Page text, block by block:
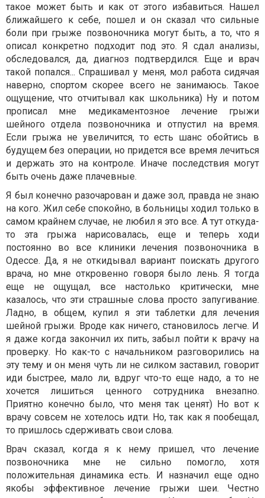
такое может быть и как от этого избавиться. Нашел
ближайшего к себе, пошел и он сказал что сильные
боли при грыже позвоночника могут быть, а то, что я
описал конкретно подходит под это. Я сдал анализы,
обследовался, да, диагноз подтвердился. Еще и врач
такой попался... Спрашивал у меня, мол работа сидячая
наверно, спортом скорее всего не занимаюсь. Такое
ощущение, что отчитывал как школьника) Ну и потом
прописал мне медикаментозное лечение грыжи
шейного отдела позвоночника и отпустил на время.
Если грыжа не увеличится, то есть шанс обойтись в
будущем без операции, но придется все время лечиться
и держать это на контроле. Иначе последствия могут
быть очень даже плачевные.
Я был конечно разочарован и даже зол, правда не знаю
на кого. Жил себе спокойно, в больницы ходил только в
самом крайнем случае, не любил я это все. А тут откуда-
то эта грыжа нарисовалась, еще и теперь ходи
постоянно во все клиники лечения позвоночника в
Одессе. Да, я не откидывал вариант поискать другого
врача, но мне откровенно говоря было лень. Я тогда
еще не ощущал, все настолько критически, мне
казалось, что эти страшные слова просто запугивание.
Ладно, в общем, купил я эти таблетки для лечения
шейной грыжи. Вроде как ничего, становилось легче. И
я даже когда закончил их пить, забыл пойти к врачу на
проверку. Но как-то с начальником разговорились на
эту тему и он меня чуть ли не силком заставил, говорит
иди быстрее, мало ли, вдруг что-то еще надо, а то не
хочется лишиться ценного сотрудника внезапно.
Приятно конечно было, что меня так ценят) Но вот к
врачу совсем не хотелось идти. Но, так как я пообещал,
то пришлось сдерживать свои слова.
Врач сказал, когда я к нему пришел, что лечение
позвоночника мне не сильно помогло, хотя
положительная динамика есть. И назначил еще одно
якобы эффективное лечение грыжи шеи. Честно